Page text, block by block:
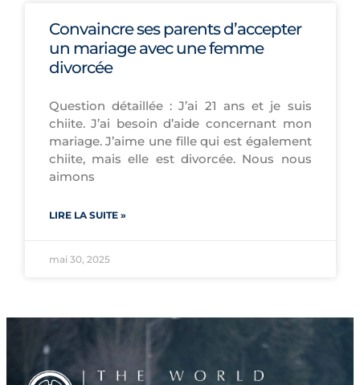
Convaincre ses parents d’accepter
un mariage avec une femme
divorcée
Question détaillée : J’ai 21 ans et je suis
chiite. J’ai besoin d’aide concernant mon
mariage. J’aime une fille qui est également
chiite, mais elle est divorcée. Nous nous
aimons
LIRE LA SUITE »
mai 30, 2025